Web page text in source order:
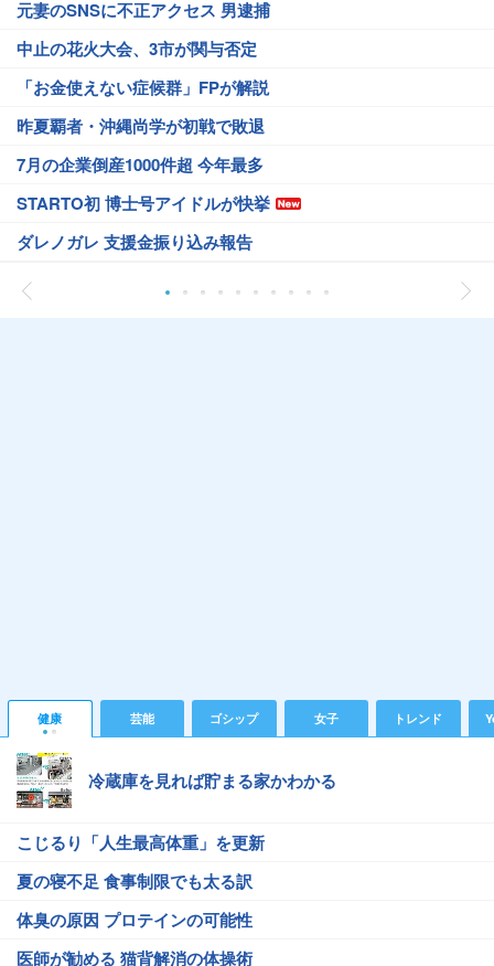
元妻のSNSに不正アクセス 男逮捕
中止の花火大会、3市が関与否定
「お金使えない症候群」FPが解説
昨夏覇者・沖縄尚学が初戦で敗退
7月の企業倒産1000件超 今年最多
STARTO初 博士号アイドルが快挙
ダレノガレ 支援金振り込み報告
健康 芸能 ゴシップ 女子 トレンド
冷蔵庫を見れば貯まる家かわかる
こじるり「人生最高体重」を更新
夏の寝不足 食事制限でも太る訳
体臭の原因 プロテインの可能性
医師が勧める 猫背解消の体操術